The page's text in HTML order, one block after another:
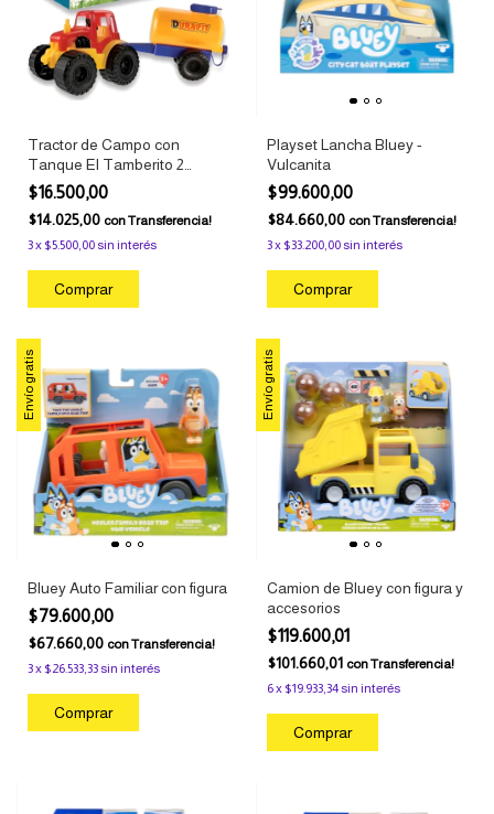
Tractor de Campo con
Tanque El Tamberito 2
Piezas +2 Años Duravit
$16.500,00
$14.025,00 conTransferencia!
3x $5.500,00sin interés
Playset Lancha Bluey -
Vulcanita
$99.600,00
$84.660,00 conTransferencia!
3x $33.200,00sin interés
Envío gratis
Bluey Auto Familiar con figura
$79.600,00
$67.660,00 conTransferencia!
3x $26.533,33sin interés
Envío gratis
Camion de Bluey con figura y
accesorios
$119.600,01
$101.660,01 conTransferencia!
6x $19.933,34sin interés